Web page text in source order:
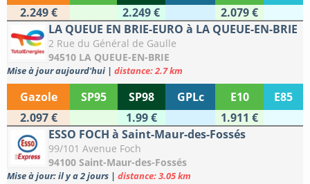
2.249 €
2.249 €
2.079 €
LA QUEUE EN BRIE-EURO à LA QUEUE-EN-BRIE
2 Rue du Général de Gaulle
94510 LA QUEUE-EN-BRIE
Mise à jour aujourd'hui | distance: 2.7 km
Gazole SP95 SP98 GPLc E10
E85
2.097 €
1.99 €
1.911 €
ESSO FOCH à Saint-Maur-des-Fossés
99/101 Avenue Foch
94100 Saint-Maur-des-Fossés
Mise à jour: il y a 2 jours | distance: 3.05 km